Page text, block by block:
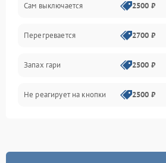
Сам выключается 2500 ₽
Перегревается 2700 ₽
Запах гари 2500 ₽
Не реагирует на кнопки 2500 ₽